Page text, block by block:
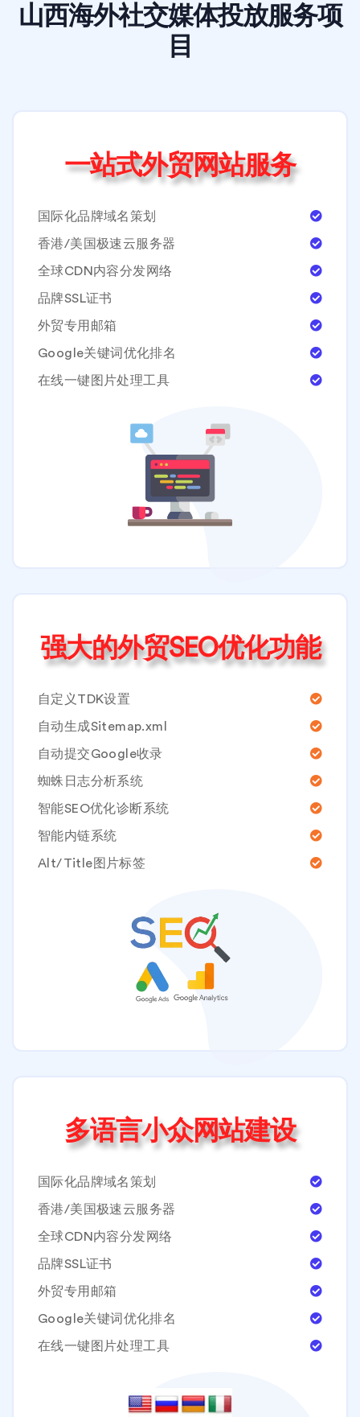
山西海外社交媒体投放服务项
目
一站式外贸网站服务
国际化品牌域名策划
香港/美国极速云服务器
全球CDN内容分发网络
品牌SSL证书
外贸专用邮箱
Google关键词优化排名
在线一键图片处理工具
强大的外贸SEO优化功能
自定义TDK设置
自动生成Sitemap.xml
自动提交Google收录
蜘蛛日志分析系统
智能SEO优化诊断系统
智能内链系统
Alt/Title图片标签
多语言小众网站建设
国际化品牌域名策划
香港/美国极速云服务器
全球CDN内容分发网络
品牌SSL证书
外贸专用邮箱
Google关键词优化排名
在线一键图片处理工具